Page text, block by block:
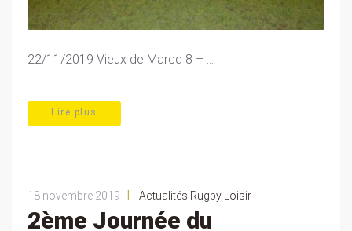
22/11/2019 Vieux de Marcq 8 – ...
Lire plus
18 novembre 2019 Actualités Rugby Loisir
2ème Journée du